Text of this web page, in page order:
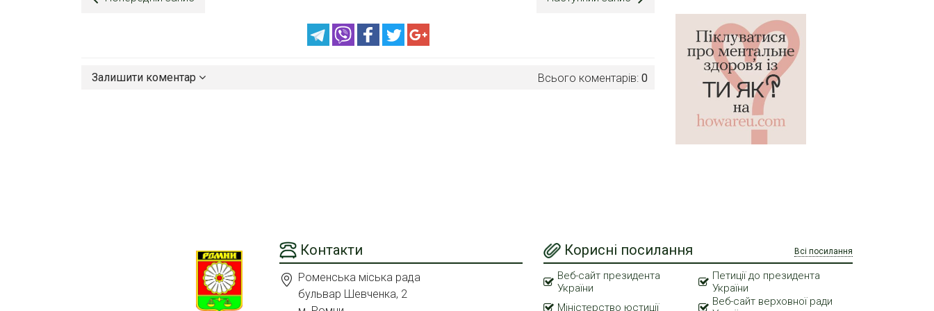
Всього коментарів: 0
Залишити коментар
Контакти
Роменська міська рада
бульвар Шевченка, 2
Корисні посилання Всі посилання
Веб-сайт президента
України
Петиції до президента
України
Міністерство юстиції
Веб-сайт верховної ради